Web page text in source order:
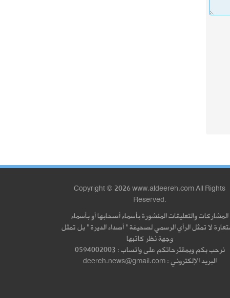
Copyright © 2026 www.aldeereh.com All Rights
Reserved.
المشاركات والتعليقات المنشورة بأسماء أصحابها أو بأسماء
لا تمثل الرأي الرسمي لصحيفة " أصداء الديرة " بل تمثل
وجهة نظر كاتبها
نرحب بكم وبمقترحاتكم على واتساب : 0594002003
البريد الإلكتروني : deereh.news@gmail.com